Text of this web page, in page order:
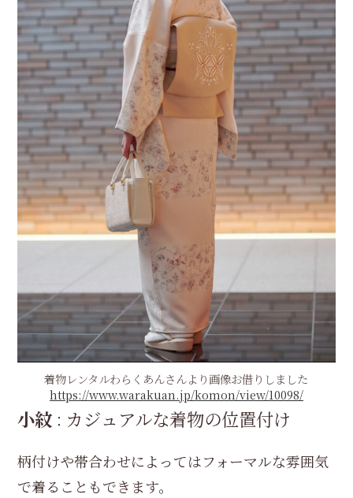
着物レンタルわらくあんさんより画像お借りしました
https://www.warakuan.jp/komon/view/10098/
小紋 ： カジュアルな着物の位置付け
柄付けや帯合わせによってはフォーマルな雰囲気
で着ることもできます。